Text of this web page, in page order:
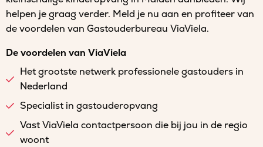
helpen je graag verder. Meld je nu aan en profiteer van
de voordelen van Gastouderbureau ViaViela.
De voordelen van ViaViela
Het grootste netwerk professionele gastouders in
Nederland
Specialist in gastouderopvang
Vast ViaViela contactpersoon die bij jou in de regio
woont